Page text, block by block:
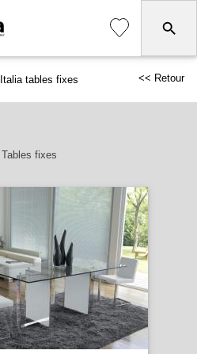
tables fixes << Retour
fixes